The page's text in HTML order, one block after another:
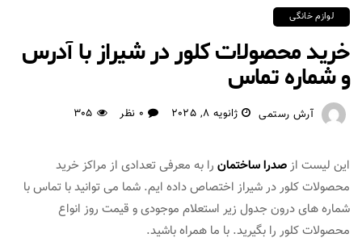
لوازم خانگی
خرید محصولات کلور در شیراز با آدرس
و شماره تماس
آرش رستمی ژانویه 8, 2025 0 نظر 305
این لیست ازصدرا ساختمان را به معرفی تعدادی از مراکز خرید
محصولات کلور در شیراز اختصاص داده ایم. شما می توانید با تماس با
شماره های درون جدول زیر استعلام موجودی و قیمت روز انواع
محصولات کلور را بگیرید. با ما همراه باشید.